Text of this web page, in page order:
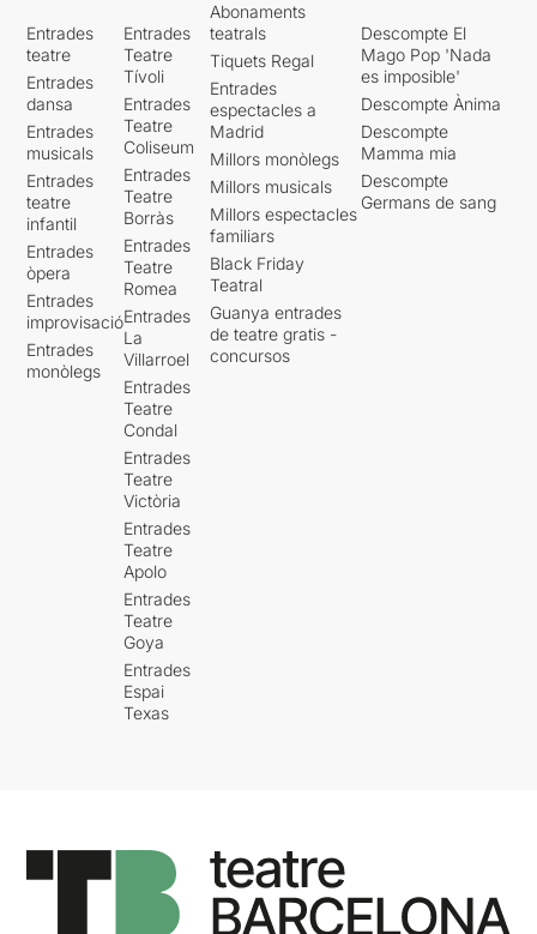
Entrades
teatre
Entrades
dansa
Entrades
musicals
Entrades
teatre
infantil
Entrades
òpera
Entrades
improvisació
Entrades
monòlegs
Entrades
Teatre
Tívoli
Entrades
Teatre
Coliseum
Entrades
Teatre
Borràs
Entrades
Teatre
Romea
Entrades
La
Villarroel
Entrades
Teatre
Condal
Entrades
Teatre
Victòria
Entrades
Teatre
Apolo
Entrades
Teatre
Goya
Entrades
Espai
Texas
Abonaments
teatrals
Tiquets Regal
Entrades
espectacles a
Madrid
Millors monòlegs
Millors musicals
Millors espectacles
familiars
Black Friday
Teatral
Guanya entrades
de teatre gratis -
concursos
Descompte El
Mago Pop 'Nada
es imposible'
Descompte Ànima
Descompte
Mamma mia
Descompte
Germans de sang